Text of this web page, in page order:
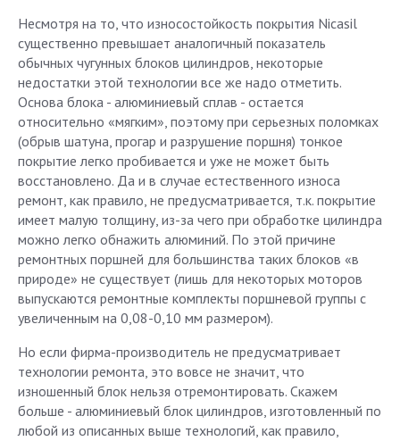
Несмотря на то, что износостойкость покрытия Nicasil
существенно превышает аналогичный показатель
обычных чугунных блоков цилиндров, некоторые
недостатки этой технологии все же надо отметить.
Основа блока - алюминиевый сплав - остается
относительно «мягким», поэтому при серьезных поломках
(обрыв шатуна, прогар и разрушение поршня) тонкое
покрытие легко пробивается и уже не может быть
восстановлено. Да и в случае естественного износа
ремонт, как правило, не предусматривается, т.к. покрытие
имеет малую толщину, из-за чего при обработке цилиндра
можно легко обнажить алюминий. По этой причине
ремонтных поршней для большинства таких блоков «в
природе» не существует (лишь для некоторых моторов
выпускаются ремонтные комплекты поршневой группы с
увеличенным на 0,08-0,10 мм размером).
Но если фирма-производитель не предусматривает
технологии ремонта, это вовсе не значит, что
изношенный блок нельзя отремонтировать. Скажем
больше - алюминиевый блок цилиндров, изготовленный по
любой из описанных выше технологий, как правило,